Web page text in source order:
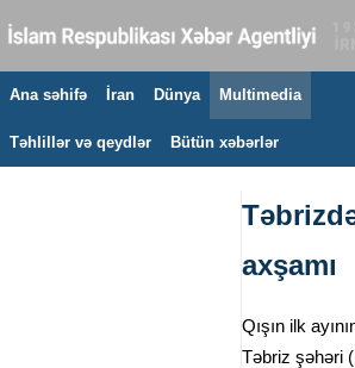
Ana səhifə İran Dünya Multimedia
Təhlillər və qeydlər Bütün xəbərlər
axşamı
Qışın ilk
Təbriz şəhəri